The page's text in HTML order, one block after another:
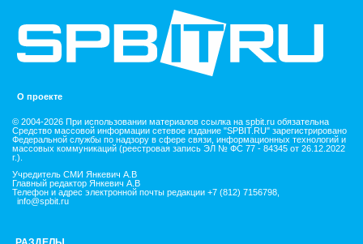
О проекте
© 2004-2026 При использовании материалов ссылка на spbit.ru обязательна
Средство массовой информации сетевое издание "SPBIT.RU" зарегистрировано
Федеральной службы по надзору в сфере связи, информационных технологий и
массовых коммуникаций (реестровая запись ЭЛ № ФС 77 - 84345 от 26.12.2022
г.).
Учредитель СМИ Янкевич А.В
Главный редактор Янкевич А.В
Телефон и адрес электронной почты редакции +7 (812) 7156798,
info@spbit.ru